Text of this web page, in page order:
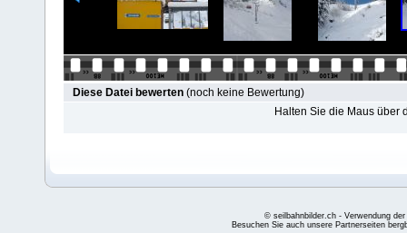
Diese Datei bewerten (noch keine Bewertung)
Halten Sie die Maus über
© seilbahnbilder.ch - Verwendung
Besuchen Sie auch unsere Partnerseiten